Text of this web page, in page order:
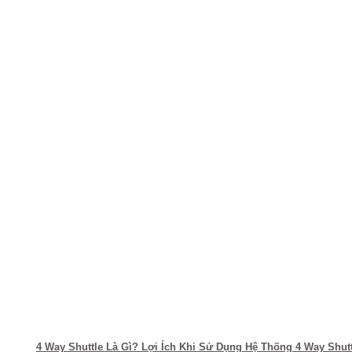
4 Way Shuttle Là Gì? Lợi Ích Khi Sử Dụng Hệ Thống 4 Way